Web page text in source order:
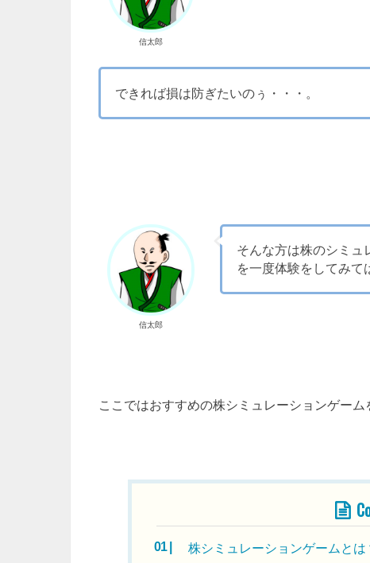
信太郎
できれば損は防ぎたいのぅ・・・。
信太郎
そんな方は株のシミュ
を一度体験をしてみて
ここではおすすめの株シミュレーションゲーム
株シミュレーションゲームとは